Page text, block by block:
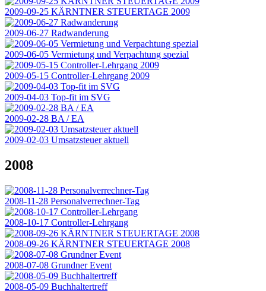
2009-09-25 KÄRNTNER STEUERTAGE 2009
2009-06-27 Radwanderung
2009-06-05 Vermietung und Verpachtung spezial
2009-05-15 Controller-Lehrgang 2009
2009-04-03 Top-fit im SVG
2009-02-28 BA / EA
2009-02-03 Umsatzsteuer aktuell
2008
2008-11-28 Personalverrechner-Tag
2008-10-17 Controller-Lehrgang
2008-09-26 KÄRNTNER STEUERTAGE 2008
2008-07-08 Grundner Event
2008-05-09 Buchhaltertreff